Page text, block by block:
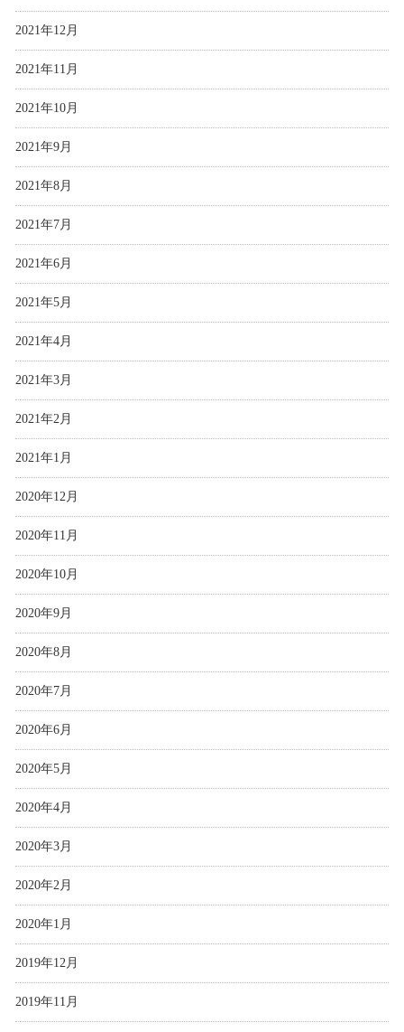
2021年12月
2021年11月
2021年10月
2021年9月
2021年8月
2021年7月
2021年6月
2021年5月
2021年4月
2021年3月
2021年2月
2021年1月
2020年12月
2020年11月
2020年10月
2020年9月
2020年8月
2020年7月
2020年6月
2020年5月
2020年4月
2020年3月
2020年2月
2020年1月
2019年12月
2019年11月